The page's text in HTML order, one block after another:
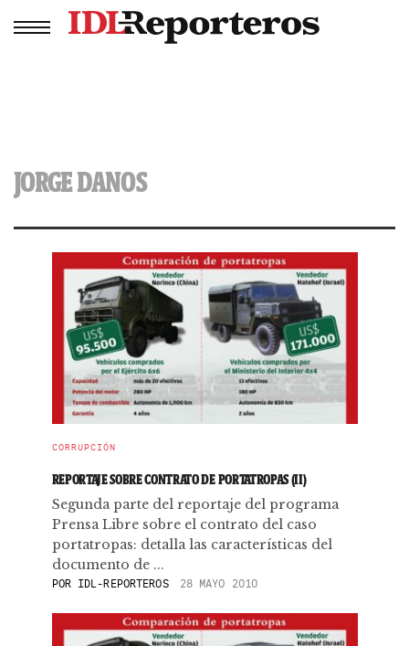
JORGE DANOS
CORRUPCIÓN
REPORTAJE SOBRE CONTRATO DE PORTATROPAS (II)
Segunda parte del reportaje del programa
Prensa Libre sobre el contrato del caso
portatropas: detalla las características del
documento de ...
POR IDL-REPORTEROS 28 MAYO 2010